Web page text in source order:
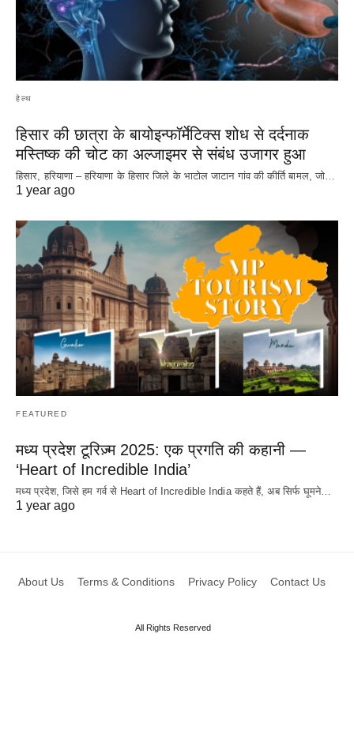
हेल्थ
हिसार की छात्रा के बायोइन्फॉर्मेटिक्स शोध से दर्दनाक
मस्तिष्क की चोट का अल्जाइमर से संबंध उजागर हुआ
हिसार, हरियाणा – हरियाणा के हिसार जिले के भाटोल जाटान गांव की कीर्ति बामल, जो…
1 year ago
FEATURED
मध्य प्रदेश टूरिज़्म 2025: एक प्रगति की कहानी —
‘Heart of Incredible India’
मध्य प्रदेश, जिसे हम गर्व से Heart of Incredible India कहते हैं, अब सिर्फ घूमने…
1 year ago
About Us Terms & Conditions Privacy Policy Contact Us
All Rights Reserved